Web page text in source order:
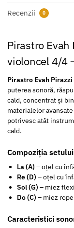
Recenzii 0
Pirastro Evah
violoncel 4/4
Pirastro Evah
puterea sonoră,
cald, concentrat și
materialelor
potrivesc atât
cald.
Compoziția
La (A) – oțel cu
Re (D) – oțel cu
Sol (G) – miez
Do (C) – miez
Caracteristici